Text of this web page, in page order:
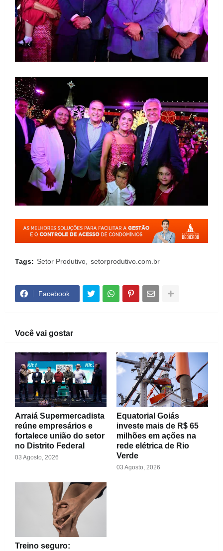
Tags: Setor Produtivo setorprodutivo.com.br
Facebook
Você vai gostar
Arraiá Supermercadista
reúne empresários e
fortalece união do setor
no Distrito Federal
03 Agosto, 2026
Equatorial Goiás
investe mais de R$ 65
milhões em ações na
rede elétrica de Rio
Verde
03 Agosto, 2026
Treino seguro: